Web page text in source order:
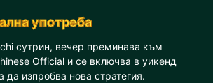
употреба
сутрин, вечер преминава към
Official и се включва в уикенд
да изпробва нова стратегия.